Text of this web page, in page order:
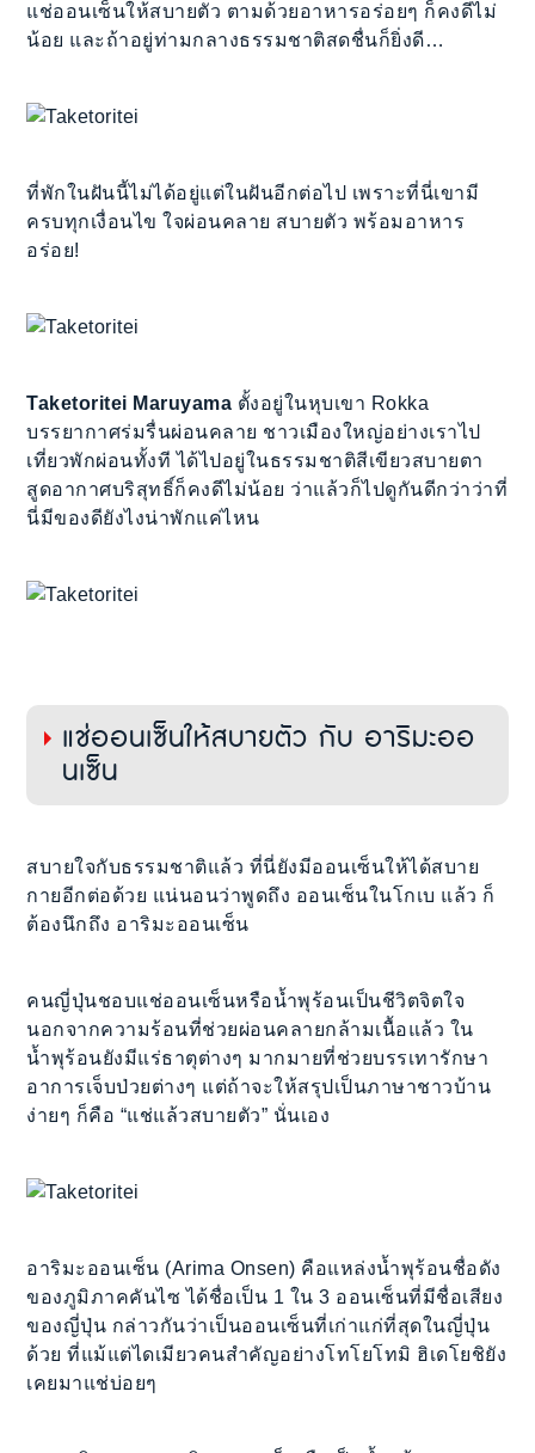
แช่ออนเซ็นให้สบายตัว ตามด้วยอาหารอร่อยๆ ก็คงดีไม่
น้อย และถ้าอยู่ท่ามกลางธรรมชาติสดชื่นก็ยิ่งดี…
ที่พักในฝันนี้ไม่ได้อยู่แต่ในฝันอีกต่อไป เพราะที่นี่เขามี
ครบทุกเงื่อนไข ใจผ่อนคลาย สบายตัว พร้อมอาหาร
อร่อย!
Taketoritei Maruyama ตั้งอยู่ในหุบเขา Rokka
บรรยากาศร่มรื่นผ่อนคลาย ชาวเมืองใหญ่อย่างเราไป
เที่ยวพักผ่อนทั้งที ได้ไปอยู่ในธรรมชาติสีเขียวสบายตา
สูดอากาศบริสุทธิ์ก็คงดีไม่น้อย ว่าแล้วก็ไปดูกันดีกว่าว่าที่
นี่มีของดียังไงน่าพักแค่ไหน
แช่ออนเซ็นให้สบายตัว กับ อาริมะออ
นเซ็น
สบายใจกับธรรมชาติแล้ว ที่นี่ยังมีออนเซ็นให้ได้สบาย
กายอีกต่อด้วย แน่นอนว่าพูดถึง ออนเซ็นในโกเบ แล้ว ก็
ต้องนึกถึง อาริมะออนเซ็น
คนญี่ปุ่นชอบแช่ออนเซ็นหรือน้ำพุร้อนเป็นชีวิตจิตใจ
นอกจากความร้อนที่ช่วยผ่อนคลายกล้ามเนื้อแล้ว ใน
น้ำพุร้อนยังมีแร่ธาตุต่างๆ มากมายที่ช่วยบรรเทารักษา
อาการเจ็บป่วยต่างๆ แต่ถ้าจะให้สรุปเป็นภาษาชาวบ้าน
ง่ายๆ ก็คือ “แช่แล้วสบายตัว” นั่นเอง
อาริมะออนเซ็น (Arima Onsen) คือแหล่งน้ำพุร้อนชื่อดัง
ของภูมิภาคคันไซ ได้ชื่อเป็น 1 ใน 3 ออนเซ็นที่มีชื่อเสียง
ของญี่ปุ่น กล่าวกันว่าเป็นออนเซ็นที่เก่าแก่ที่สุดในญี่ปุ่น
ด้วย ที่แม้แต่ไดเมียวคนสำคัญอย่างโทโยโทมิ ฮิเดโยชิยัง
เคยมาแช่บ่อยๆ